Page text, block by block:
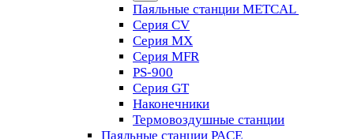
Паяльные станции METCAL
Серия CV
Серия MX
Серия MFR
PS-900
Серия GT
Наконечники
Термовоздушные станции
Паяльные станции PACE